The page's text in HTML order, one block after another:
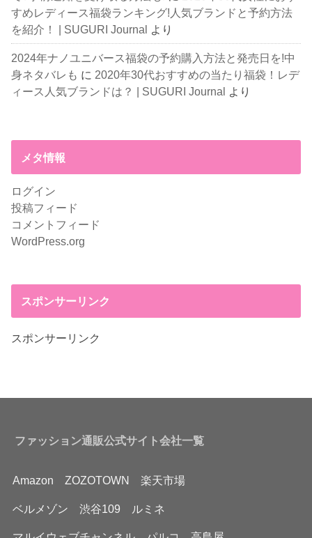
すめレディース福袋ランキング!人気ブランドと予約方法
を紹介！ | SUGURI Journal より
2024年ナノユニバース福袋の予約購入方法と発売日を!中
身ネタバレも に 2020年30代おすすめの当たり福袋！レデ
ィース人気ブランドは？ | SUGURI Journal
より
メタ情報
ログイン
投稿フィード
コメントフィード
WordPress.org
スポンサーリンク
スポンサーリンク
ファッション通販公式サイト会社一覧
Amazon ZOZOTOWN 楽天市場
ベルメゾン 渋谷109 ルミネ